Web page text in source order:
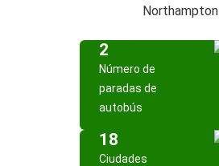
Northampton
2
Número de
paradas de
autobús
18
Ciudades